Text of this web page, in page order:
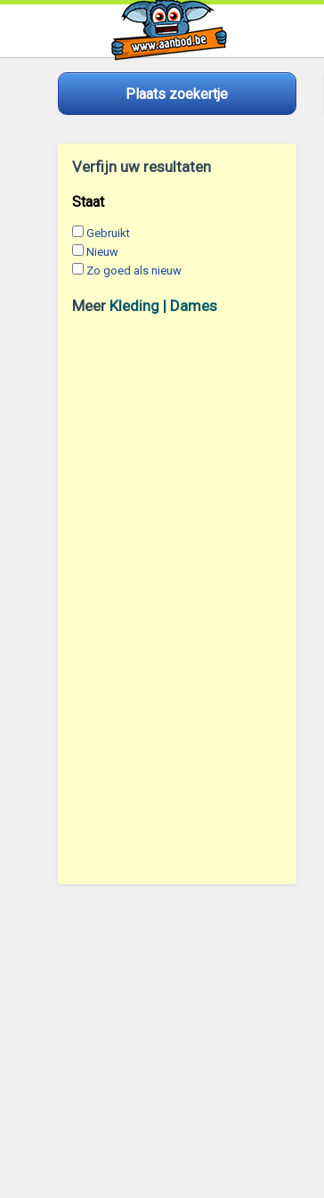
Plaats zoekertje
Verfijn uw resultaten
Staat
Gebruikt
Nieuw
Zo goed als nieuw
Meer Kleding | Dames